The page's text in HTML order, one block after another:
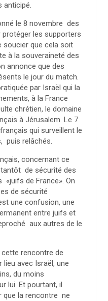
anticipé.
le 8 novembre des
les supporters
soucier que cela soit
à la souveraineté des
annonce que des
le jour du match.
par Israël qui la
à la France
chrétien, le domaine
à Jérusalem. Le 7
qui surveillent le
puis relâchés.
concernant ce
de sécurité des
«juifs de France». On
de sécurité
une confusion, une
entre juifs et
aux autres de le
cette rencontre de
lieu avec Israël, une
du moins
lui. Et pourtant, il
la rencontre ne